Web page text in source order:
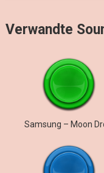
Verwandte
Samsung – Moon